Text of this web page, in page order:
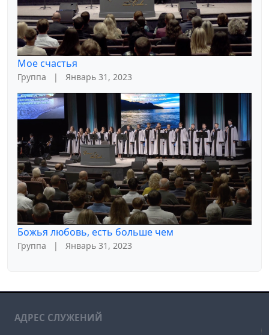
Мое счастья
Группа | Январь 31, 2023
Божья любовь, есть больше чем
Группа | Январь 31, 2023
АДРЕС СЛУЖЕНИЙ